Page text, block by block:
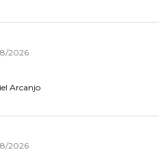
2026
Arcanjo
2026